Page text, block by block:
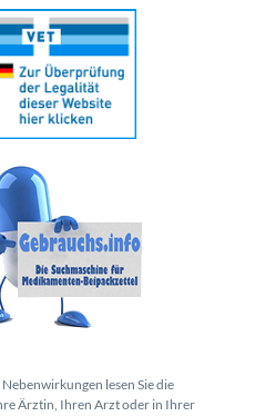
lesen Sie die
Ärztin, Ihren Arzt oder in Ihrer